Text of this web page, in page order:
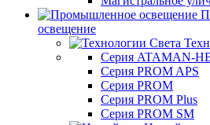
освещение
Серия ATAMAN-
Серия PROM APS
Серия PROM
Серия PROM Plus
Серия PROM SM